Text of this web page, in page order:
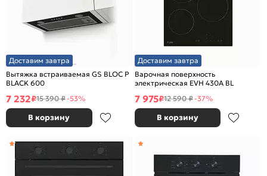
Доставим завтра
Вытяжка встраиваемая GS BLOC P
BLACK 600
7 232₽15 390 ₽-53%
В корзину
Доставим завтра
Варочная поверхность
электрическая EVH 430A BL
7 975₽12 590 ₽-37%
В корзину